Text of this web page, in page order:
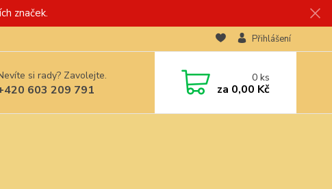
značek.
Přihlášení
si rady? Zavolejte.
603 209 791
0ks
za 0,00 Kč